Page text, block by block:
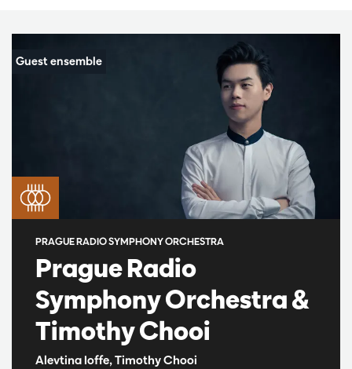
Prague Radio
Symphony Orchestra &
Timothy Chooi
Alevtina Ioffe, Timothy Chooi
PRAGUE RADIO SYMPHONY ORCHESTRA